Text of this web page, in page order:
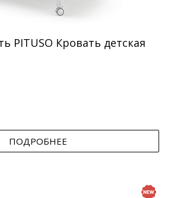
PITUSO Кровать детская
ПОДРОБНЕЕ